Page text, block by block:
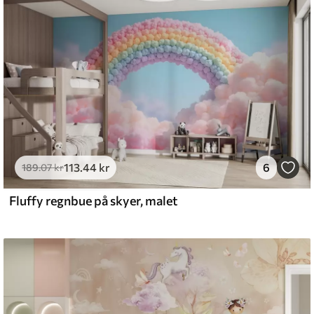
269.00kr /m²
and Stick
.67400.00kr/m²
189.07kr113 .44 kr 6
Fluffy regnbue på skyer, malet